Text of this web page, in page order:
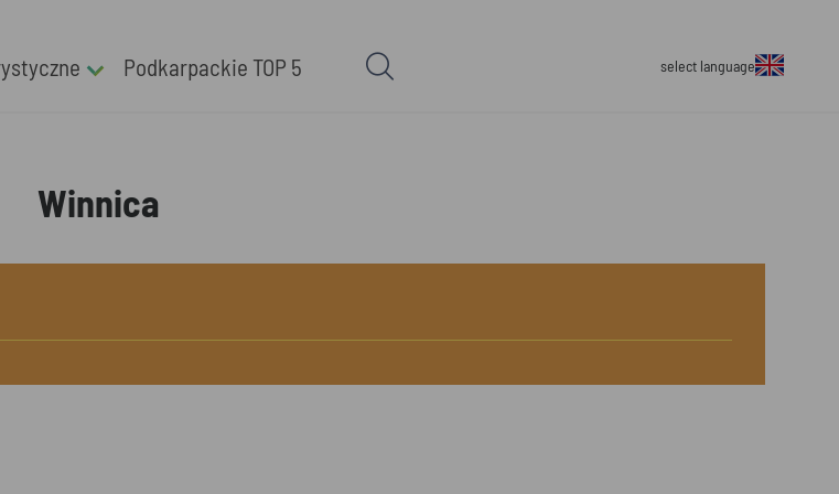
Podkarpackie TOP 5 select language
Winnica